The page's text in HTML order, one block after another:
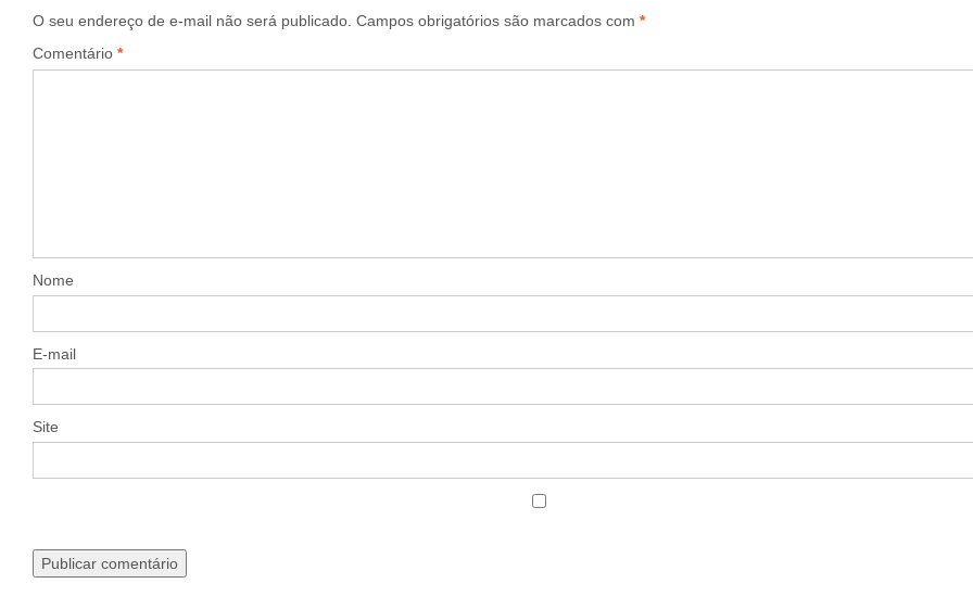
O seu endereço de e-mail não será publicado. Campos obrigatórios são marcados com *
Comentário *
Nome
E-mail
Site